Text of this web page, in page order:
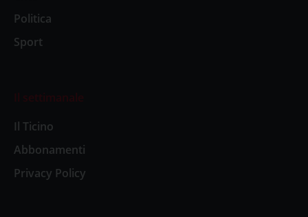
Politica
Sport
Il settimanale
Il Ticino
Abbonamenti
Privacy Policy